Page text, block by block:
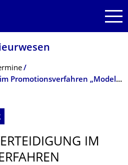
Öffentliche Verteidigung im Promotionsverfahren „Modeling of concrete failure by the phase-field approach – from brittle to ductile fracture“
IM